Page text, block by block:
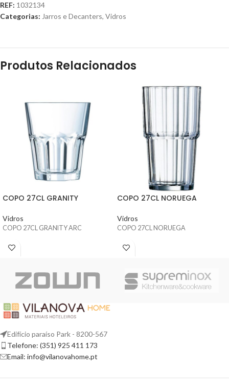
REF: 1032134
Categorias: Jarros e Decanters, Vidros
Produtos Relacionados
COPO 27CL GRANITY
Vidros
COPO 27CL GRANITY ARC
COPO 27CL NORUEGA
Vidros
COPO 27CL NORUEGA
Edifício paraíso Park - 8200-567
Telefone: (351) 925 411 173
Email: info@vilanovahome.pt